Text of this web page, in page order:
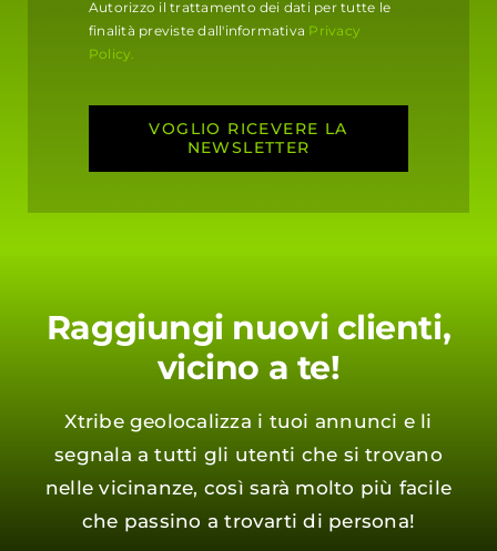
Autorizzo il trattamento dei dati per tutte le
finalità previste dall'informativa Privacy
Policy.
VOGLIO RICEVERE LA
NEWSLETTER
Raggiungi nuovi clienti,
vicino a te!
Xtribe geolocalizza i tuoi annunci e li
segnala a tutti gli utenti che si trovano
nelle vicinanze, così sarà molto più facile
che passino a trovarti di persona!